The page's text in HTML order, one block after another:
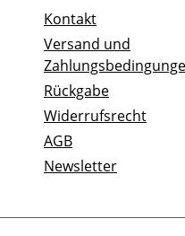
Kontakt
Versand und
Rückgabe
Widerrufsrecht
AGB
Newsletter